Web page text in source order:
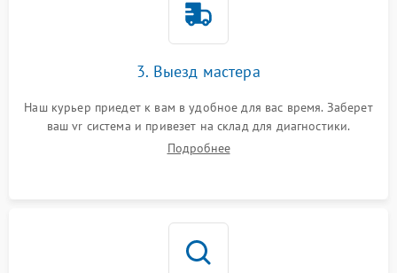
3. Выезд мастера
Наш курьер приедет к вам в удобное для вас время. Заберет
ваш vr система и привезет на склад для диагностики.
Подробнее